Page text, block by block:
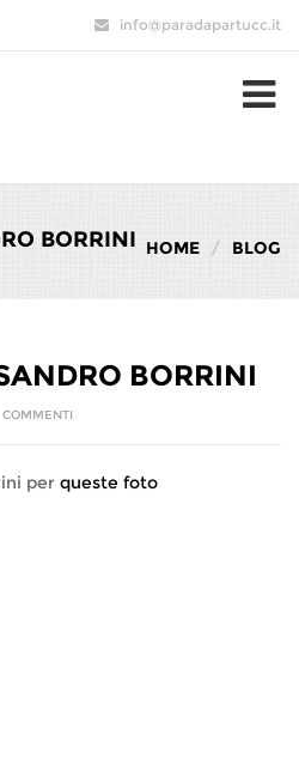
info@paradapartucc.it
BORRINI HOME BLOG
BORRINI
COMMENTI
per queste foto